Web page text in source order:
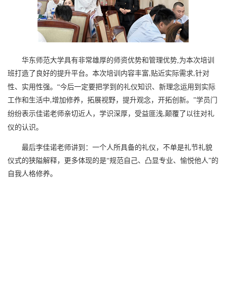
华东师范大学具有非常雄厚的师资优势和管理优势,为本次培训
班打造了良好的提升平台。本次培训内容丰富,贴近实际需求,针对
性、实用性强。“今后一定要把学到的礼仪知识、新理念运用到实际
工作和生活中,增加修养，拓展视野，提升观念，开拓创新。”学员门
纷纷表示佳诺老师亲切近人，学识深厚，受益匪浅,颠覆了以往对礼
仪的认识。
最后李佳诺老师讲到：一个人所具备的礼仪，不单是礼节礼貌
仪式的狭隘解释，更多体现的是“规范自己、凸显专业、愉悦他人”的
自我人格修养。